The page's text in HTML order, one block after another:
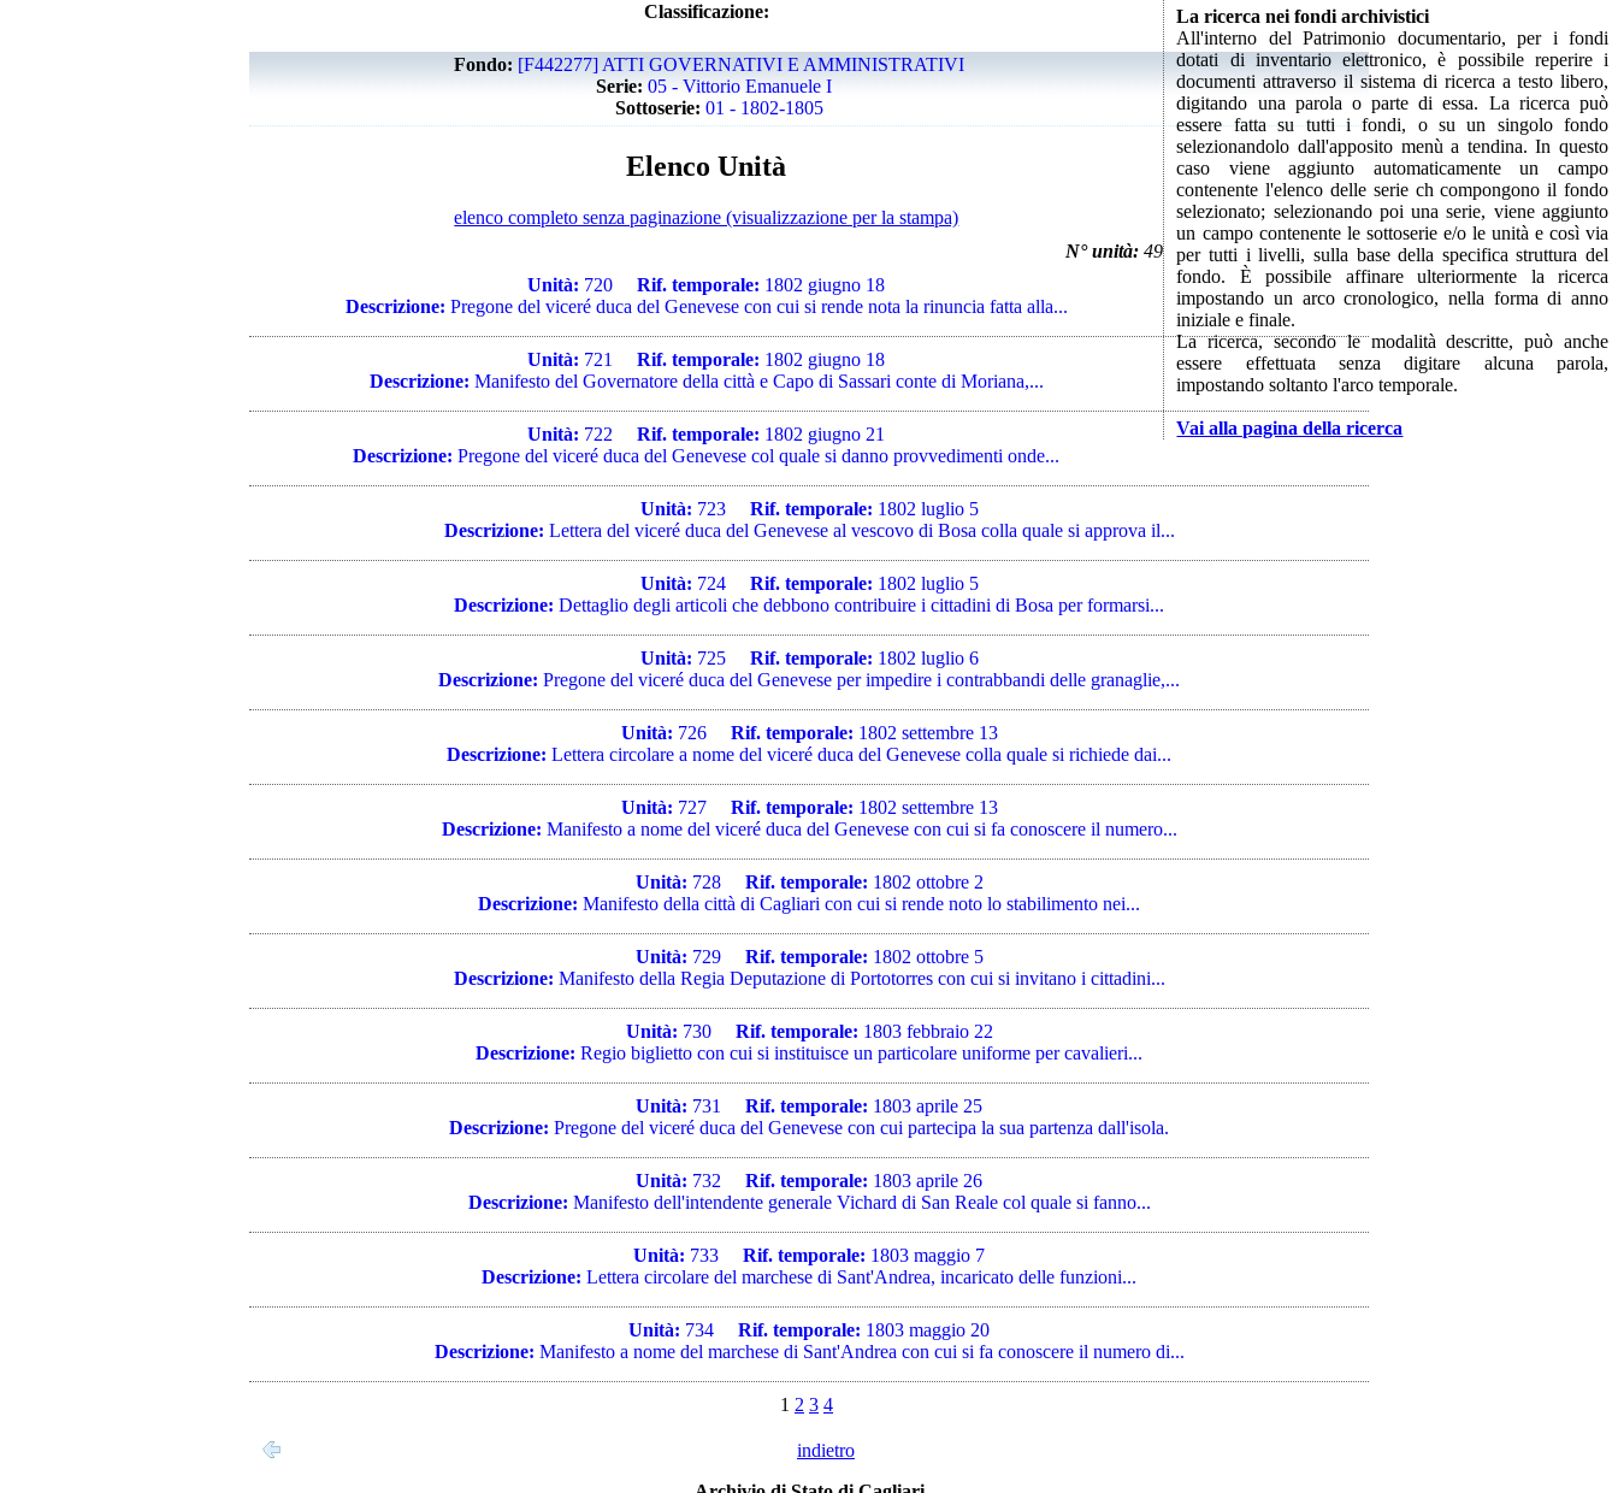
La ricerca nei fondi archivistici
All'interno del Patrimonio documentario, per i fondi
dotati di inventario elettronico, è possibile reperire i
documenti attraverso il sistema di ricerca a testo libero,
digitando una parola o parte di essa. La ricerca può
essere fatta su tutti i fondi, o su un singolo fondo
selezionandolo dall'apposito menù a tendina. In questo
caso viene aggiunto automaticamente un campo
contenente l'elenco delle serie ch compongono il fondo
selezionato; selezionando poi una serie, viene aggiunto
un campo contenente le sottoserie e/o le unità e così via
per tutti i livelli, sulla base della specifica struttura del
fondo. È possibile affinare ulteriormente la ricerca
impostando un arco cronologico, nella forma di anno
iniziale e finale.
La ricerca, secondo le modalità descritte, può anche
essere effettuata senza digitare alcuna parola,
impostando soltanto l'arco temporale.
Vai alla pagina della ricerca
Classificazione:
Fondo: [F442277] ATTI GOVERNATIVI E AMMINISTRATIVI
Serie:05 - Vittorio Emanuele I
Sottoserie: 01 - 1802-1805
Elenco Unità
elenco completo senza paginazione (visualizzazione per la stampa)
N° unità: 49
Unità: 720 Rif. temporale: 1802 giugno 18
Descrizione: Pregone del viceré duca del Genevese con cui si rende nota la rinuncia fatta alla...
Unità: 721 Rif. temporale: 1802 giugno 18
Descrizione: Manifesto del Governatore della città e Capo di Sassari conte di Moriana,...
Unità: 722 Rif. temporale: 1802 giugno 21
Descrizione: Pregone del viceré duca del Genevese col quale si danno provvedimenti onde...
Unità: 723 Rif. temporale: 1802 luglio 5
Descrizione: Lettera del viceré duca del Genevese al vescovo di Bosa colla quale si approva il...
Unità: 724 Rif. temporale: 1802 luglio 5
Descrizione: Dettaglio degli articoli che debbono contribuire i cittadini di Bosa per formarsi...
Unità: 725 Rif. temporale: 1802 luglio 6
Descrizione: Pregone del viceré duca del Genevese per impedire i contrabbandi delle granaglie,...
Unità: 726 Rif. temporale: 1802 settembre 13
Descrizione: Lettera circolare a nome del viceré duca del Genevese colla quale si richiede dai...
Unità: 727 Rif. temporale: 1802 settembre 13
Descrizione: Manifesto a nome del viceré duca del Genevese con cui si fa conoscere il numero...
Unità: 728 Rif. temporale: 1802 ottobre 2
Descrizione: Manifesto della città di Cagliari con cui si rende noto lo stabilimento nei...
Unità: 729 Rif. temporale: 1802 ottobre 5
Descrizione: Manifesto della Regia Deputazione di Portotorres con cui si invitano i cittadini...
Unità: 730 Rif. temporale: 1803 febbraio 22
Descrizione: Regio biglietto con cui si instituisce un particolare uniforme per cavalieri...
Unità: 731 Rif. temporale: 1803 aprile 25
Descrizione: Pregone del viceré duca del Genevese con cui partecipa la sua partenza dall'isola.
Unità: 732 Rif. temporale: 1803 aprile 26
Descrizione: Manifesto dell'intendente generale Vichard di San Reale col quale si fanno...
Unità: 733 Rif. temporale: 1803 maggio 7
Descrizione: Lettera circolare del marchese di Sant'Andrea, incaricato delle funzioni...
Unità: 734 Rif. temporale: 1803 maggio 20
Descrizione: Manifesto a nome del marchese di Sant'Andrea con cui si fa conoscere il numero di...
1 2 3 4
indietro